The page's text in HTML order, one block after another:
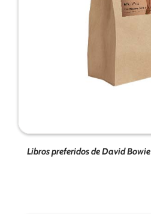
Libros preferidos de David Bowie